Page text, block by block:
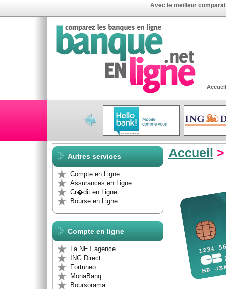
Avec le meilleur
Accueil
Autres services
Compte en Ligne
Assurances en Ligne
Cr�dit en Ligne
Bourse en Ligne
Compte en ligne
La NET agence
ING Direct
Fortuneo
MonaBanq
Boursorama
Accueil